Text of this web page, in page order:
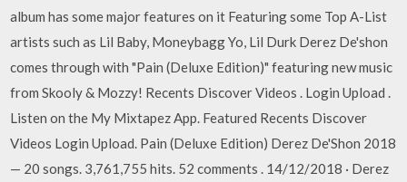
album has some major features on it Featuring some Top A-List
artists such as Lil Baby, Moneybagg Yo, Lil Durk Derez De'shon
comes through with "Pain (Deluxe Edition)" featuring new music
from Skooly & Mozzy! Recents Discover Videos . Login Upload .
Listen on the My Mixtapez App. Featured Recents Discover
Videos Login Upload. Pain (Deluxe Edition) Derez De'Shon 2018
— 20 songs. 3,761,755 hits. 52 comments . 14/12/2018 · Derez